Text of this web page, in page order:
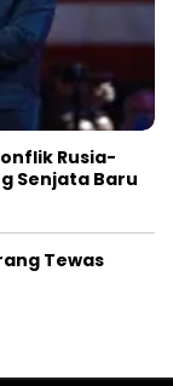
Rusia-
Senjata Baru
Tewas